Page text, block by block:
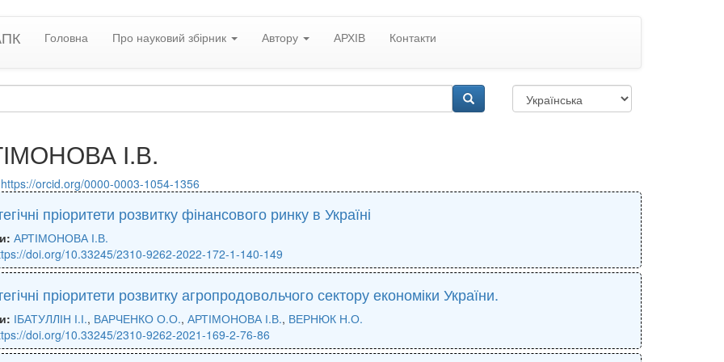
Головна Про науковий збірник Автору АРХІВ Контакти
І.В.
https://orcid.org/0000-0003-1054-1356
пріоритети розвитку фінансового ринку в Україні
АРТІМОНОВА І.В.
doi.org/10.33245/2310-9262-2022-172-1-140-149
пріоритети розвитку агропродовольчого сектору економіки України.
ІБАТУЛЛІН І.І., ВАРЧЕНКО О.О., АРТІМОНОВА І.В., ВЕРНЮК Н.О.
doi.org/10.33245/2310-9262-2021-169-2-76-86